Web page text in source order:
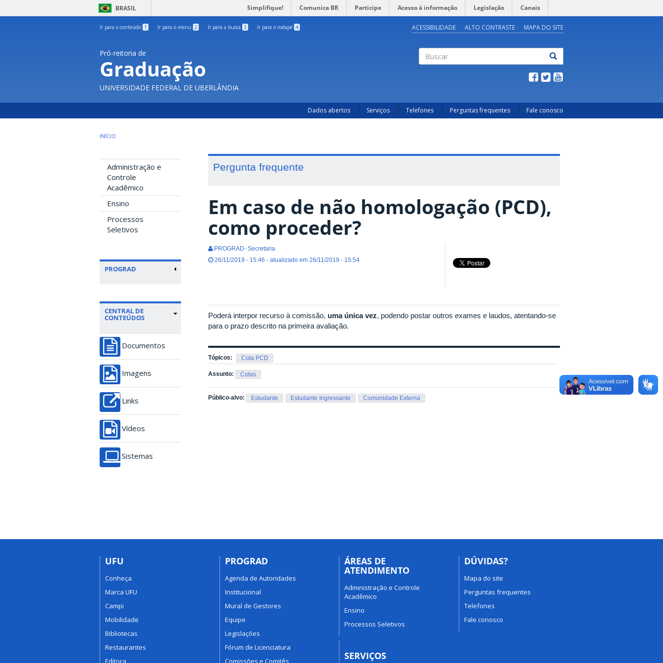
BRASIL Simplifique! Comunica BR Participe Acesso à informação Legislação Canais
Ir para o conteúdo 1 Ir para o menu 2 Ir para a busca 3 Ir para o rodapé 4 ACESSIBILIDADE ALTO CONTRASTE MAPA DO SITE
Pró-reitoria de
Graduação
UNIVERSIDADE FEDERAL DE UBERLÂNDIA
Dados abertos Serviços Telefones Perguntas frequentes Fale conosco
INÍCIO
Administração e
Controle
Acadêmico
Ensino
Processos
Seletivos
PROGRAD
CENTRAL DE
CONTEÚDOS
Documentos
Imagens
Links
Vídeos
Sistemas
Pergunta frequente
Em caso de não homologação (PCD),
como proceder?
PROGRAD- Secretaria
26/11/2019 - 15:46 - atualizado em 26/11/2019 - 15:54
Poderá interpor recurso à comissão, uma única vez, podendo postar outros exames e laudos, atentando-se
para o prazo descrito na primeira avaliação.
Tópicos: Cota PCD
Assunto: Cotas
Público-alvo: Estudante Estudante Ingressante Comunidade Externa
UFU
Conheça
Marca UFU
Campi
Mobilidade
Bibliotecas
Restaurantes
Editora
PROGRAD
Agenda de Autoridades
Institucional
Mural de Gestores
Equipe
Legislações
Fórum de Licenciatura
Comissões e Comitês
ÁREAS DE
ATENDIMENTO
Administração e Controle
Acadêmico
Ensino
Processos Seletivos
SERVIÇOS
DÚVIDAS?
Mapa do site
Perguntas frequentes
Telefones
Fale conosco